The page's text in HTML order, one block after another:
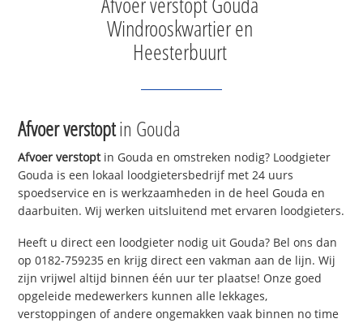
Windrooskwartier en
Heesterbuurt
Afvoer verstoptin Gouda
Afvoer verstoptin Gouda en omstreken nodig? Loodgieter
Gouda is een lokaal loodgietersbedrijf met 24 uurs
spoedservice en is werkzaamheden in de heel Gouda en
daarbuiten. Wij werken uitsluitend met ervaren loodgieters.
Heeft u direct een loodgieter nodig uit Gouda? Bel ons dan
op 0182-759235 en krijg direct een vakman aan de lijn. Wij
zijn vrijwel altijd binnen één uur ter plaatse! Onze goed
opgeleide medewerkers kunnen alle lekkages,
verstoppingen of andere ongemakken vaak binnen no time